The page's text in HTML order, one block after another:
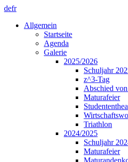
defr
Allgemein
Startseite
Agenda
Galerie
2025/2026
Schuljahr
z^3-Tag
Abschied
Maturafeier
Triathlon
2024/2025
Schuljahr
Maturafeier